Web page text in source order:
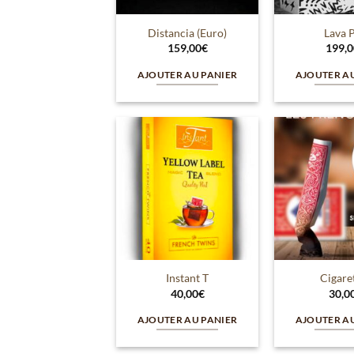
Distancia (Euro)
159,00€
AJOUTER AU PANIER
Lava
AJOUTER
Ajouter
à la
Instant T
40,00€
AJOUTER AU PANIER AJOUTER